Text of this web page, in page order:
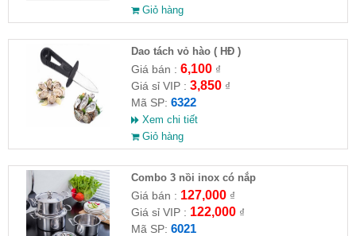
Giỏ hàng
Dao tách vỏ hào ( HĐ )
Giá bán : 6,100₫
Giá sỉ VIP : 3,850₫
Mã SP: 6322
Xem chi tiết
Giỏ hàng
Combo 3 nồi inox có nắp
Giá bán : 127,000₫
Giá sỉ VIP : 122,000₫
Mã SP: 6021